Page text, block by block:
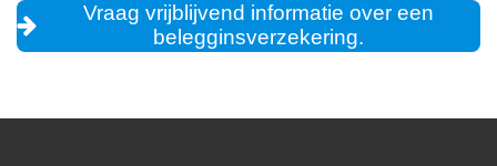
Vraag vrijblijvend informatie over een
belegginsverzekering.